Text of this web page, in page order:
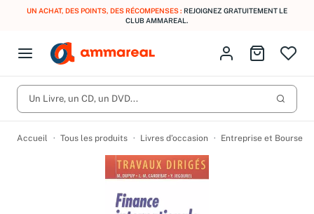
UN ACHAT, DES POINTS, DES RÉCOMPENSES : REJOIGNEZ GRATUITEMENT LE
CLUB AMMAREAL.
Open menu
Fermer le menu
CD d'occasion
Vinyles d'occasion
Produits Catégories
Identifiez-vous
Aller au
Un Livre, un CD, un DVD...
Accueil Tous les produits Livres d’occasion Entreprise et Bourse